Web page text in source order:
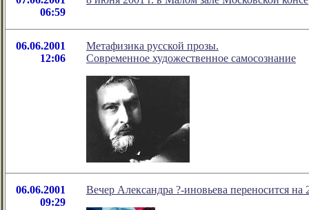
06:59
06.06.2001
12:06
Метафизика русской прозы.
Современное художественное самосознание
06.06.2001
09:29
Вечер Александра ?-иновьева переносится